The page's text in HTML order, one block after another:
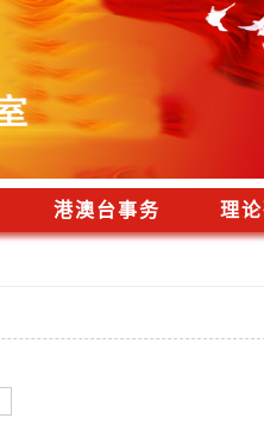
港澳台事务 理